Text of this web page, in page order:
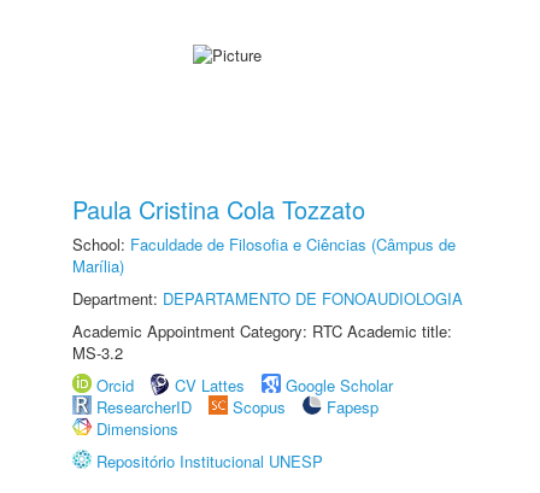
Paula Cristina Cola Tozzato
School: Faculdade de Filosofia e Ciências (Câmpus de
Marília)
Department: DEPARTAMENTO DE FONOAUDIOLOGIA
Academic Appointment Category: RTC Academic title:
MS-3.2
Orcid
CV Lattes
Google Scholar
ResearcherID
Scopus
Fapesp
Dimensions
Repositório Institucional UNESP